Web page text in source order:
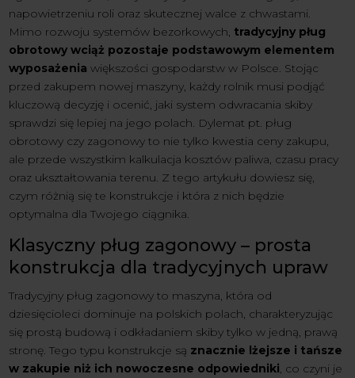
napowietrzeniu roli oraz skutecznej walce z chwastami.
Mimo rozwoju systemów bezorkowych, tradycyjny pług
obrotowy wciąż pozostaje podstawowym elementem
wyposażenia większości gospodarstw w Polsce. Stojąc
przed zakupem nowej maszyny, każdy rolnik musi podjąć
kluczową decyzję i ocenić, jaki system odwracania skiby
sprawdzi się lepiej na jego polach. Dylemat pt. pług
obrotowy czy zagonowy to nie tylko kwestia ceny zakupu,
ale przede wszystkim kalkulacja kosztów paliwa, czasu pracy
oraz ukształtowania terenu. Z tego artykułu dowiesz się,
czym różnią się te konstrukcje i która z nich będzie
optymalna dla Twojego ciągnika.
Klasyczny pług zagonowy – prosta
konstrukcja dla tradycyjnych upraw
Tradycyjny pług zagonowy to maszyna, która od
dziesięcioleci dominuje na polskich polach, charakteryzując
się prostą budową i odkładaniem skiby tylko w jedną, prawą
stronę. Tego typu konstrukcje są znacznie lżejsze i tańsze
w zakupie niż ich nowoczesne odpowiedniki, co czyni je